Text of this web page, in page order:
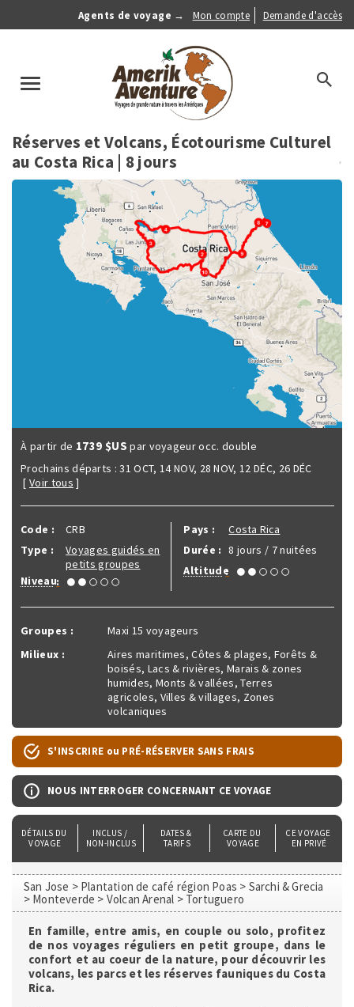
Agents de voyage →
Anonymous
Menu
Mon compte Demande d'accès
Toggle
search
Réserves et Volcans, Écotourisme Culturel
au Costa Rica | 8 jours
À partir de 1739 $US par voyageur occ. double
Prochains départs :31 OCT, 14 NOV, 28 NOV, 12 DÉC, 26 DÉC
[ Voir tous ]
Code :
CRB
Type :
Voyages guidés en
petits groupes
Niveau:
Pays :
Costa Rica
Durée : 8 jours / 7 nuitées
Altitude:
Groupes :
Maxi 15 voyageurs
Milieux :
Aires maritimes, Côtes & plages, Forêts &
boisés, Lacs & rivières, Marais & zones
humides, Monts & vallées, Terres
agricoles, Villes & villages, Zones
volcaniques
S'INSCRIRE ou PRÉ-RÉSERVER SANS FRAIS
NOUS INTERROGER CONCERNANT CE VOYAGE
DÉTAILS DU
VOYAGE
INCLUS /
NON-INCLUS
DATES &
TARIFS
CARTE DU
VOYAGE
CE VOYAGE
EN PRIVÉ
San Jose > Plantation de café région Poas > Sarchi & Grecia
> Monteverde > Volcan Arenal > Tortuguero
En famille, entre amis, en couple ou solo, profitez
de nos voyages réguliers en petit groupe, dans le
confort et au coeur de la nature, pour découvrir les
volcans, les parcs et les réserves fauniques du Costa
Rica.